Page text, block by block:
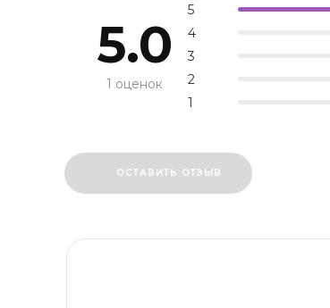
5.0
1 оценок
5
4
3
2
1
ОСТАВИТЬ ОТЗЫВ